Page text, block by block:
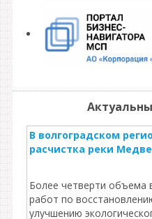
В волгоградском
расчистка реки
Более четверти объема
работ по
улучшению